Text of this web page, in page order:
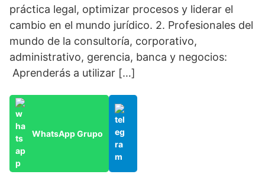
práctica legal, optimizar procesos y liderar el
cambio en el mundo jurídico. 2. Profesionales del
mundo de la consultoría, corporativo,
administrativo, gerencia, banca y negocios:
Aprenderás a utilizar […]
WhatsApp Grupo